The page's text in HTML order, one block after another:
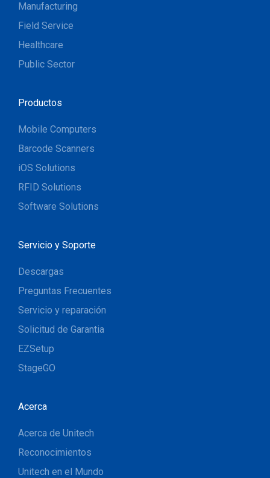
Manufacturing
Field Service
Healthcare
Public Sector
Productos
Mobile Computers
Barcode Scanners
iOS Solutions
RFID Solutions
Software Solutions
Servicio y Soporte
Descargas
Preguntas Frecuentes
Servicio y reparación
Solicitud de Garantia
EZSetup
StageGO
Acerca
Acerca de Unitech
Reconocimientos
Unitech en el Mundo